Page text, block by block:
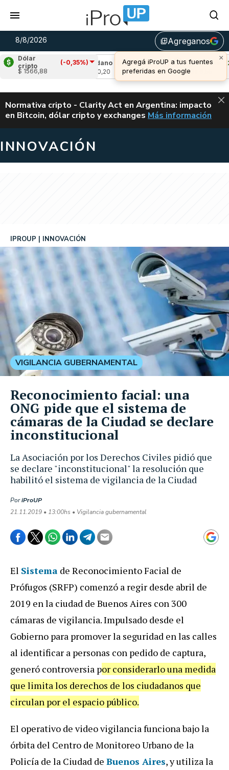
8/8/2026 library_addAgreganos
×
Agregá iProUP a tus fuentes
preferidas en Google
Dólar
cripto
(-0,35%)
$ 1566,88
Cardano
(-0,09%)
Avalanche
u$s 6,55
ALERTA
Normativa cripto - Clarity Act en Argentina: impacto
en Bitcoin, dólar cripto y exchanges CLARITY ACT EN
Más información
INNOVACIÓN
La Asociación por los Derechos Civiles pidió que
se declare "inconstitucional" la resolución que
habilitó el sistema de vigilancia de la Ciudad
IPROUP INNOVACIÓN
PoriProUP
21.11.2019 • 13:00hs • Vigilancia gubernamental
VIGILANCIA GUBERNAMENTAL
Reconocimiento facial: una
ONG pide que el sistema de
cámaras de la Ciudad se declare
inconstitucional
El Sistema de Reconocimiento Facial de
Prófugos (SRFP) comenzó a regir desde abril de
2019 en la ciudad de Buenos Aires con 300
cámaras de vigilancia. Impulsado desde el
Gobierno para promover la seguridad en las calles
al identificar a personas con pedido de captura,
generó controversia por considerarlo una medida
que limita los derechos de los ciudadanos que
circulan por el espacio público.
El operativo de video vigilancia funciona bajo la
órbita del Centro de Monitoreo Urbano de la
Policía de la Ciudad de Buenos Aires, y utiliza la